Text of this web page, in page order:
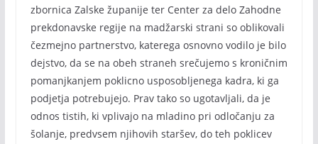
zbornica Zalske županije ter Center za delo Zahodne
prekdonavske regije na madžarski strani so oblikovali
čezmejno partnerstvo, katerega osnovno vodilo je bilo
dejstvo, da se na obeh straneh srečujemo s kroničnim
pomanjkanjem poklicno usposobljenega kadra, ki ga
podjetja potrebujejo. Prav tako so ugotavljali, da je
odnos tistih, ki vplivajo na mladino pri odločanju za
šolanje, predvsem njihovih staršev, do teh poklicev